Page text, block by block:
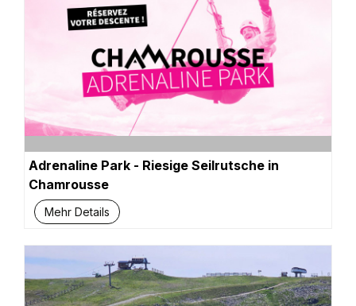
Adrenaline Park - Riesige Seilrutsche in
Chamrousse
Mehr Details